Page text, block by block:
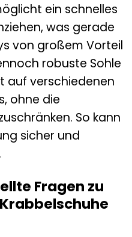
ein schnelles
was gerade
von großem Vorteil
robuste Sohle
auf verschiedenen
ohne die
So kann
sicher und
Fragen zu